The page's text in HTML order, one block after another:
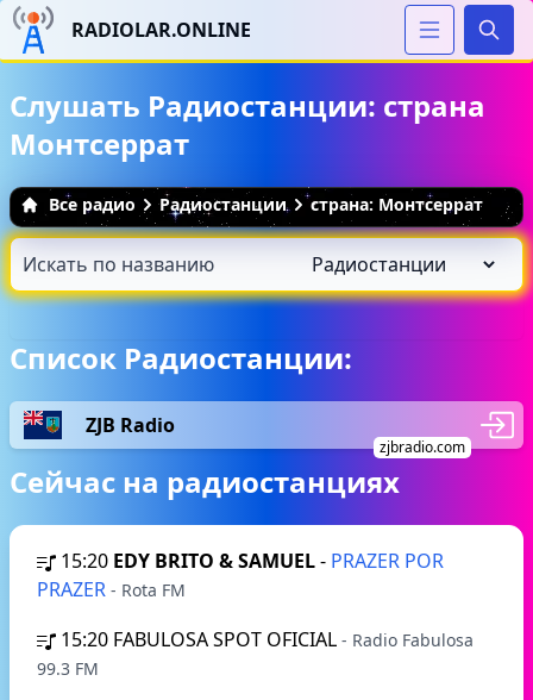
RADIOLAR.ONLINE
Слушать Радиостанции: страна
Монтсеррат
Все радио Радиостанции страна: Монтсеррат
Список Радиостанции:
ZJB Radio
zjbradio.com
Сейчас на радиостанциях
15:20 EDY BRITO & SAMUEL- PRAZER POR
PRAZER - Rota FM
15:20 FABULOSA SPOT OFICIAL - Radio Fabulosa
99.3 FM